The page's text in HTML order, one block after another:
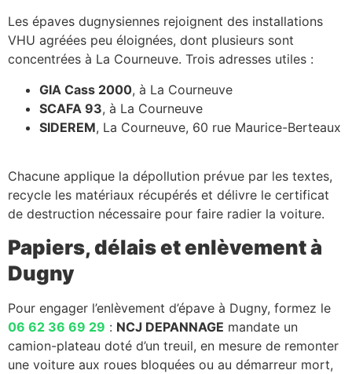
Les épaves dugnysiennes rejoignent des installations
VHU agréées peu éloignées, dont plusieurs sont
concentrées à La Courneuve. Trois adresses utiles :
GIA Cass 2000, à La Courneuve
SCAFA 93, à La Courneuve
SIDEREM, La Courneuve, 60 rue Maurice-Berteaux
Chacune applique la dépollution prévue par les textes,
recycle les matériaux récupérés et délivre le certificat
de destruction nécessaire pour faire radier la voiture.
Papiers, délais et enlèvement à
Dugny
Pour engager l’enlèvement d’épave à Dugny, formez le
06 62 36 69 29 : NCJ DEPANNAGE mandate un
camion-plateau doté d’un treuil, en mesure de remonter
une voiture aux roues bloquées ou au démarreur mort,